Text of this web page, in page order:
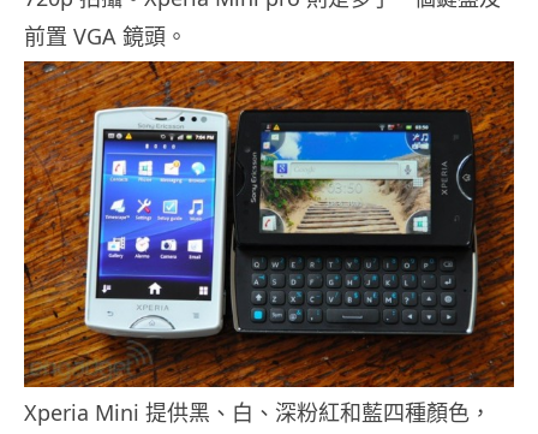
前置 VGA 鏡頭。
Xperia Mini 提供黑、白、深粉紅和藍四種顏色，